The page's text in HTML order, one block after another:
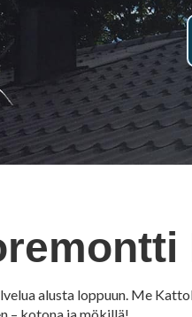
alusta loppuun. Me